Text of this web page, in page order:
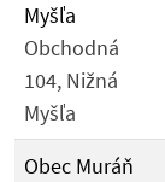
Myšľa
Obchodná
104, Nižná
Myšľa
Obec Muráň